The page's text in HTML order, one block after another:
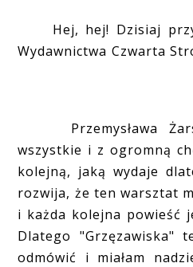
Hej, hej! Dzisiaj
Wydawnictwa Czwarta
Przemysława
wszystkie i z ogromną
kolejną, jaką wydaje
rozwija, że ten warsztat
i każda kolejna powieść
Dlatego "Grzęzawiska"
odmówić i miałam